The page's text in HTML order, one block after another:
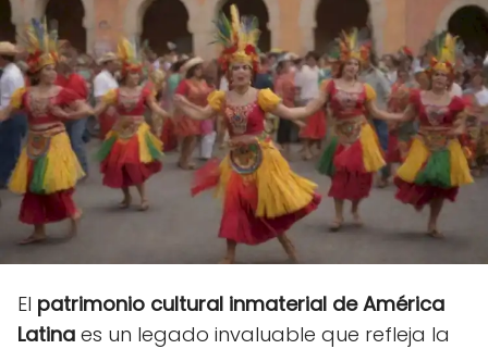
El patrimonio cultural inmaterial de América
Latina es un legado invaluable que refleja la